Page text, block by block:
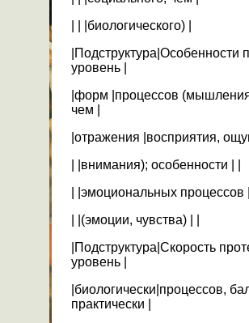
| | |биологического) |
уровень |
|форм |процессов
чем |
|отражения |восприятия,
| |внимания); особенности | |
| |эмоциональных процессов
| |(эмоции, чувства) | |
|Подструктура|Скорость
уровень |
|биологически|процессов,
практически |